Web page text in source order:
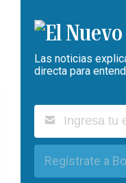
Las noticias
directa para
Regístrate a